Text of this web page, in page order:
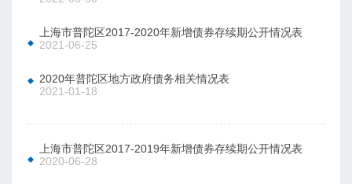
上海市普陀区2017-2020年新增债券存续期公开情况表
2021-06-25
2020年普陀区地方政府债务相关情况表
2021-01-18
上海市普陀区2017-2019年新增债券存续期公开情况表
2020-06-28